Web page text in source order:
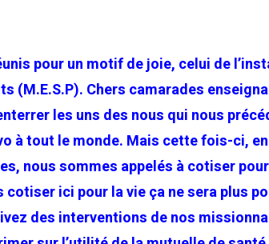
pour un motif de joie, celui de
(M.E.S.P). Chers camarades
les uns des nous qui nous
à tout le monde. Mais cette fois-ci,
nous sommes appelés à cotiser
ici pour la vie ça ne sera plus
des interventions de nos